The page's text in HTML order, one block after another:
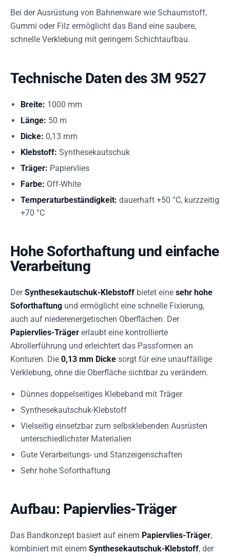
Bei der Ausrüstung von Bahnenware wie Schaumstoff,
Gummi oder Filz ermöglicht das Band eine saubere,
schnelle Verklebung mit geringem Schichtaufbau.
Technische Daten des 3M 9527
Breite: 1000 mm
Länge: 50 m
Dicke: 0,13 mm
Klebstoff: Synthesekautschuk
Träger: Papiervlies
Farbe: Off-White
Temperaturbeständigkeit: dauerhaft +50 °C, kurzzeitig
+70 °C
Hohe Soforthaftung und einfache
Verarbeitung
DerSynthesekautschuk-Klebstoff bietet eine sehr hohe
Soforthaftung und ermöglicht eine schnelle Fixierung,
auch auf niederenergetischen Oberflächen. Der
Papiervlies-Träger erlaubt eine kontrollierte
Abrollerführung und erleichtert das Passformen an
Konturen. Die 0,13 mm Dicke sorgt für eine unauffällige
Verklebung, ohne die Oberfläche sichtbar zu verändern.
Dünnes doppelseitiges Klebeband mit Träger
Synthesekautschuk-Klebstoff
Vielseitig einsetzbar zum selbsklebenden Ausrüsten
unterschiedlichster Materialien
Gute Verarbeitungs- und Stanzeigenschaften
Sehr hohe Soforthaftung
Aufbau: Papiervlies-Träger
Das Bandkonzept basiert auf einem Papiervlies-Träger,
kombiniert mit einem Synthesekautschuk-Klebstoff, der